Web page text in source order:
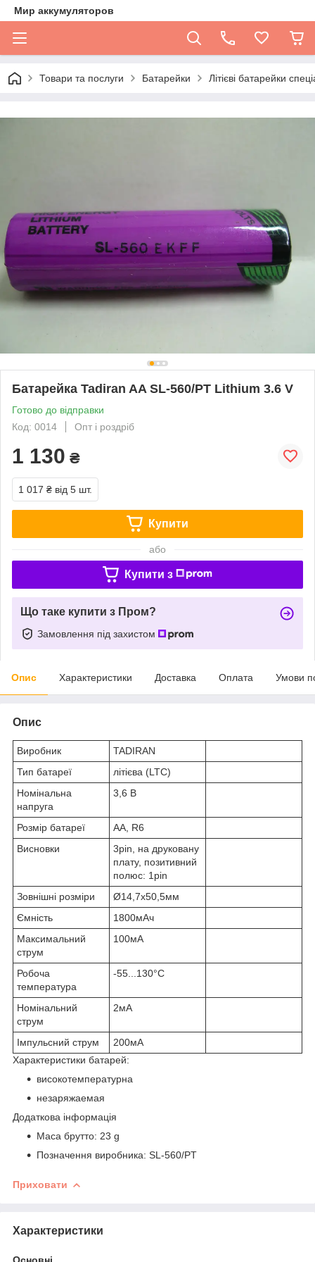
Мир аккумуляторов
Товари та послуги Батарейки Літієві батарейки
Батарейка Tadiran AA SL-560/PT Lithium 3.6 V
Готово до відправки
Код: 0014
Опт і роздріб
1 130 ₴
1 017 ₴ від 5 шт.
Купити
або
Купити з
Що таке купити з Пром?
Замовлення під захистом
Опис Характеристики Доставка Оплата Умови
Опис
Виробник
TADIRAN
Тип батареї
літієва (LTC)
Номінальна
напруга
3,6 В
Розмір батареї
AA, R6
Висновки
3pin, на друковану
плату, позитивний
полюс: 1pin
Зовнішні розміри
Ø14,7x50,5мм
Ємність
1800мАч
Максимальний
струм
100мА
Робоча
температура
-55...130°C
Номінальний
струм
2мА
Імпульсний струм
200мА
Характеристики батарей:
високотемпературна
незаряжаемая
Додаткова інформація
Маса брутто: 23 g
Позначення виробника: SL-560/PT
Приховати
Характеристики
Основні